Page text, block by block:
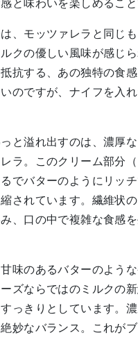
、モッツァレラと同じ
クの優しい風味が感じ
抗する、あの独特の食
のですが、ナイフを入
と溢れ出すのは、濃厚
ラ。このクリーム部分
でバターのようにリッ
されています。繊維状
、口の中で複雑な食感
味のあるバターのような
ズならではのミルクの
っきりとしています。
妙なバランス。これが